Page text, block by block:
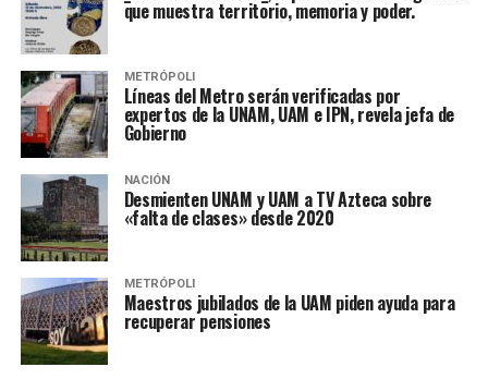
que muestra territorio, memoria y poder.
METRÓPOLI
Líneas del Metro serán verificadas por
expertos de la UNAM, UAM e IPN, revela jefa de
Gobierno
NACIÓN
Desmienten UNAM y UAM a TV Azteca sobre
«falta de clases» desde 2020
METRÓPOLI
Maestros jubilados de la UAM piden ayuda para
recuperar pensiones